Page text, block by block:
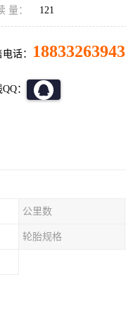
量： 121
话： 18833263943
：
公里数
轮胎规格